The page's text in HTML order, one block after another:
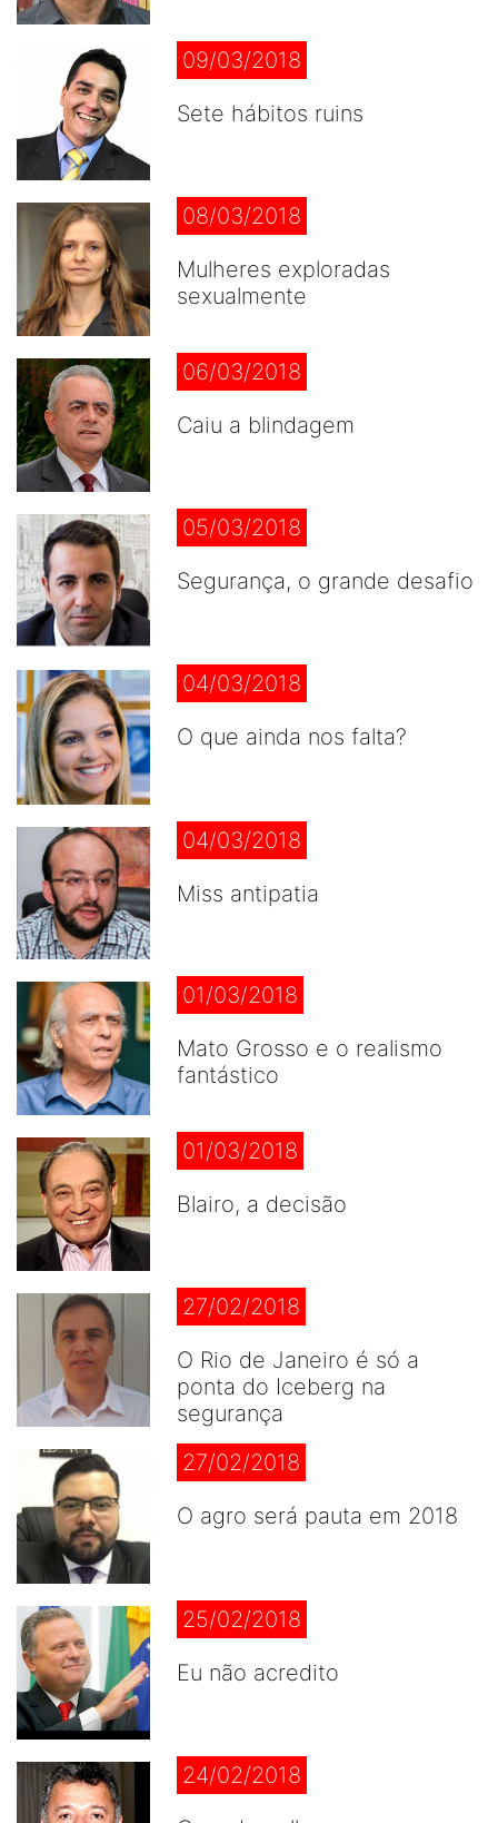
09/03/2018
Sete hábitos ruins
08/03/2018
Mulheres exploradas
sexualmente
06/03/2018
Caiu a blindagem
05/03/2018
Segurança, o grande desafio
04/03/2018
O que ainda nos falta?
04/03/2018
Miss antipatia
01/03/2018
Mato Grosso e o realismo
fantástico
01/03/2018
Blairo, a decisão
27/02/2018
O Rio de Janeiro é só a
ponta do Iceberg na
segurança
27/02/2018
O agro será pauta em 2018
25/02/2018
Eu não acredito
24/02/2018